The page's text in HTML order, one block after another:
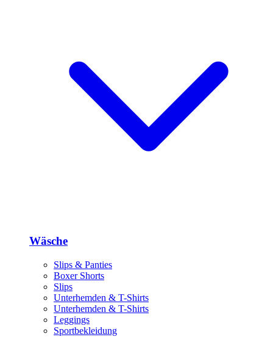
Wäsche
Slips & Panties
Boxer Shorts
Slips
Unterhemden & T-Shirts
Unterhemden & T-Shirts
Leggings
Sportbekleidung